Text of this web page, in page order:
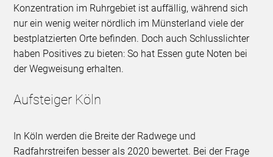
Konzentration im Ruhrgebiet ist auffällig, während sich
nur ein wenig weiter nördlich im Münsterland viele der
bestplatzierten Orte befinden. Doch auch Schlusslichter
haben Positives zu bieten: So hat Essen gute Noten bei
der Wegweisung erhalten.
Aufsteiger Köln
In Köln werden die Breite der Radwege und
Radfahrstreifen besser als 2020 bewertet. Bei der Frage